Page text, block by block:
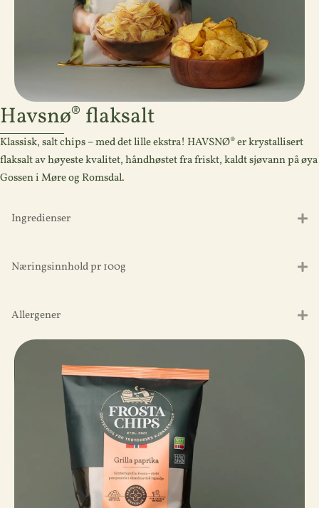
Havsnø® flaksalt
Klassisk, salt chips – med det lille ekstra! HAVSNØ® er krystallisert
flaksalt av høyeste kvalitet, håndhøstet fra friskt, kaldt sjøvann på øya
Gossen i Møre og Romsdal.
Ingredienser
Næringsinnhold pr 100g
Allergener